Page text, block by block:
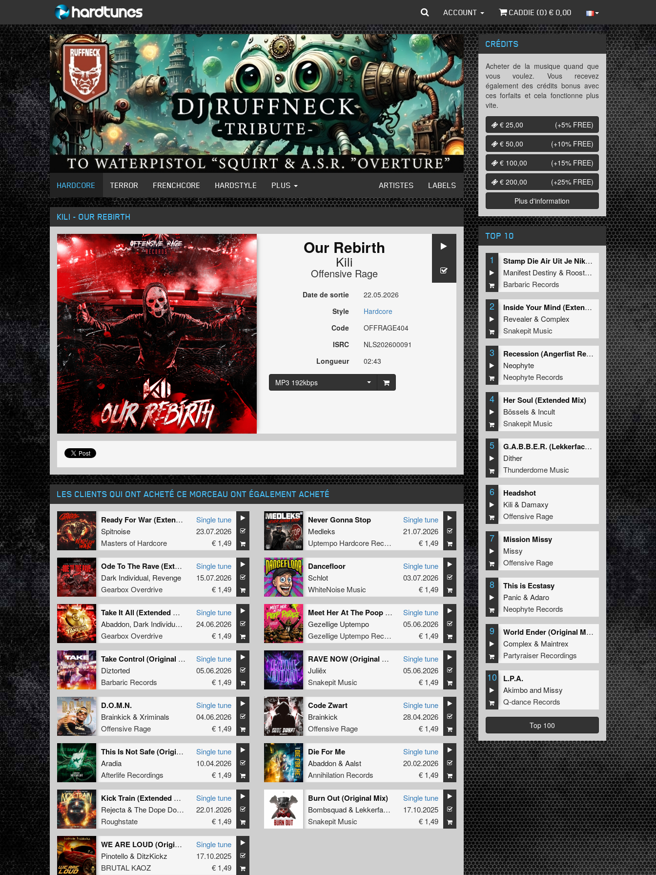
ACCOUNT CADDIE (0) € 0,00
HARDCORE TERROR FRENCHCORE HARDSTYLE PLUS ARTISTES LABELS
KILI - OUR REBIRTH
Our Rebirth
Kili
Offensive Rage
Date de sortie
22.05.2026
Style
Hardcore
Code
OFFRAGE404
ISRC
NLS202600091
Longueur
02:43
MP3 192kbps
LES CLIENTS QUI ONT ACHETÉ CE MORCEAU ONT ÉGALEMENT ACHETÉ
Ready For War (Extended Mix)
Spitnoise
Masters of Hardcore
Single tune
23.07.2026
€ 1,49
Never Gonna Stop
Medleks
Uptempo Hardcore Records
Single tune
21.07.2026
€ 1,49
Ode To The Rave (Extended Mix)
Dark Individual, Revenge
Gearbox Overdrive
Single tune
15.07.2026
€ 1,49
Dancefloor
Schlot
WhiteNoise Music
Single tune
03.07.2026
€ 1,49
Take It All (Extended Mix)
Abaddon, Dark Individual , Screecher,Tharoza
Gearbox Overdrive
Single tune
24.06.2026
€ 1,49
Meet Her At The Poop Parade
Gezellige Uptempo
Gezellige Uptempo Records
Single tune
05.06.2026
€ 1,49
Take Control (Original Mix)
Diztorted
Barbaric Records
Single tune
05.06.2026
€ 1,49
RAVE NOW (Original Mix)
Juliëx
Snakepit Music
Single tune
05.06.2026
€ 1,49
D.O.M.N.
Brainkick & Xriminals
Offensive Rage
Single tune
04.06.2026
€ 1,49
Code Zwart
Brainkick
Offensive Rage
Single tune
28.04.2026
€ 1,49
This Is Not Safe (Original Mix)
Aradia
Afterlife Recordings
Single tune
10.04.2026
€ 1,49
Die For Me
Abaddon& Aalst
Annihilation Records
Single tune
20.02.2026
€ 1,49
Kick Train (Extended Mix)
Rejecta& The Dope Doctor
Roughstate
Single tune
22.01.2026
€ 1,49
Burn Out (Original Mix)
Bombsquad& Lekkerfaces
Snakepit Music
Single tune
17.10.2025
€ 1,49
WE ARE LOUD (Original Mix)
Pinotello& DitzKickz
BRUTAL KAOZ
Single tune
17.10.2025
€ 1,49
CRÉDITS
Acheter de la musique quand que
vous voulez. Vous recevez
également des crédits bonus avec
ces forfaits et cela fonctionne plus
vite.
€ 25,00
(+5% FREE)
€ 50,00
(+10% FREE)
€ 100,00
(+15% FREE)
€ 200,00
(+25% FREE)
Plus d'information
TOP 10
1
Stamp Die Air Uit Je Nikeys (Extended Mix)
Manifest Destiny & Roosterz
Barbaric Records
2
Inside Your Mind (Extended Mix)
Revealer&Complex
Snakepit Music
3
Recession (Angerfist Remix Extended)
Neophyte
Neophyte Records
4 Her Soul (Extended Mix)
Bössels & Incult
Snakepit Music
5
G.A.B.B.E.R. (Lekkerfaces L.E.K.K.E.R. Remix)
Dither
Thunderdome Music
6 Headshot
Kili& Damaxy
Offensive Rage
7 Mission Missy
Missy
Offensive Rage
8 This is Ecstasy
Panic &Adaro
Neophyte Records
9
World Ender (Original Mix)
Complex & Maintrex
Partyraiser Recordings
10 L.P.A.
Akimboand Missy
Q-dance Records
Top 100